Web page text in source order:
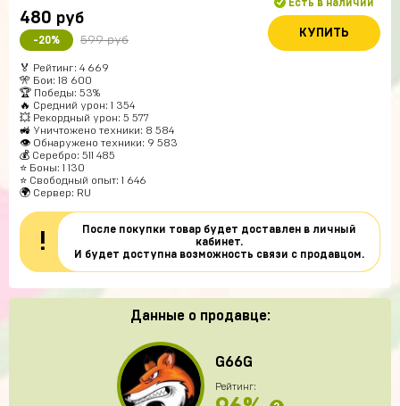
480 руб
-20% 599 руб
Есть в наличии
КУПИТЬ
🏅 Рейтинг: 4 669
🎌 Бои: 18 600
🏆 Победы: 53%
🔥 Средний урон: 1 354
💥 Рекордный урон: 5 577
🚜 Уничтожено техники: 8 584
👁 Обнаружено техники: 9 583
💰 Серебро: 511 485
⭐ Боны: 1 130
⭐ Свободный опыт: 1 646
🌍 Сервер: RU
!
После покупки товар будет доставлен в личный
кабинет.
И будет доступна возможность связи с продавцом.
Данные о продавце:
G66G
Рейтинг: